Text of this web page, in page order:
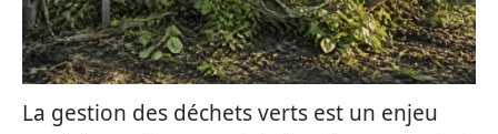
La gestion des déchets verts est un enjeu